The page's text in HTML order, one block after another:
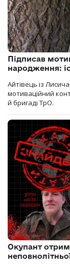
Підписав
народження:
Айтівець із
мотиваційний
й бригаді ТрО.
Окупант